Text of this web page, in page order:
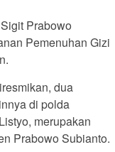
Prabowo
Pemenuhan Gizi
dua
di polda
merupakan
Prabowo Subianto.